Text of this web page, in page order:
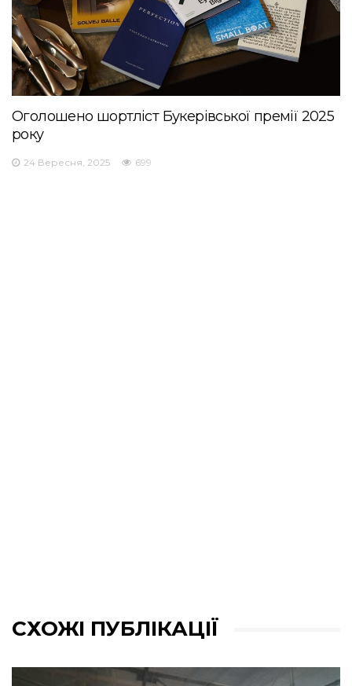
Оголошено шортліст Букерівської премії 2025
року
24 Вересня, 2025 699
СХОЖІ ПУБЛІКАЦІЇ